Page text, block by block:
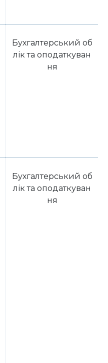
Бухгалтерський об
лік та оподаткуван
ня
Бухгалтерський об
лік та оподаткуван
ня